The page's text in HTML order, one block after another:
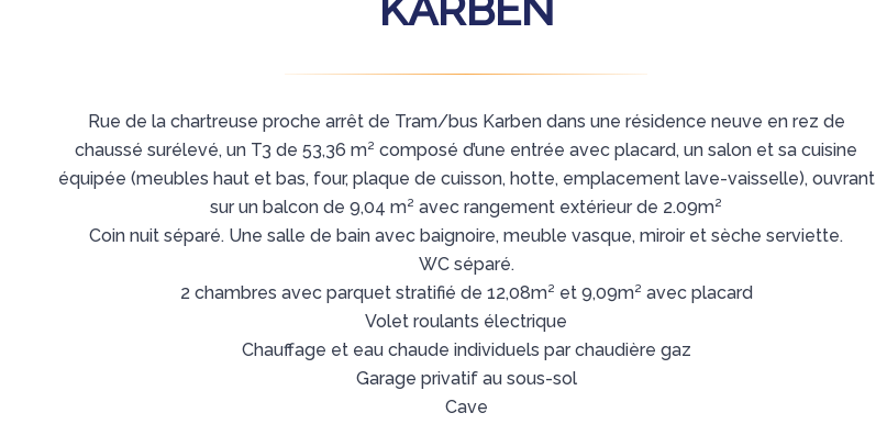
Rue de la chartreuse proche arrêt de Tram/bus Karben dans une résidence neuve en rez de
chaussé surélevé, un T3 de 53,36 m² composé d’une entrée avec placard, un salon et sa cuisine
équipée (meubles haut et bas, four, plaque de cuisson, hotte, emplacement lave-vaisselle), ouvrant
sur un balcon de 9,04 m² avec rangement extérieur de 2.09m²
Coin nuit séparé. Une salle de bain avec baignoire, meuble vasque, miroir et sèche serviette.
WC séparé.
2 chambres avec parquet stratifié de 12,08m² et 9,09m² avec placard
Volet roulants électrique
Chauffage et eau chaude individuels par chaudière gaz
Garage privatif au sous-sol
Cave